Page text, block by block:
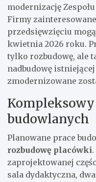
modernizację
Firmy
przedsięwzięciu
kwietnia 2026 roku.
tylko rozbudowę, ale
nadbudowę
zmodernizowane
budowlanych
Planowane prace
rozbudowę placówki
zaprojektowanej
sala dydaktyczna,